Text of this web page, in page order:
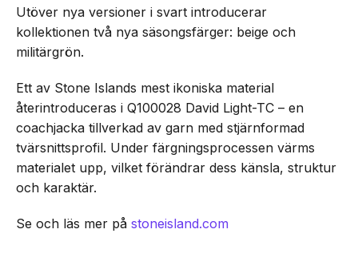
Utöver nya versioner i svart introducerar
kollektionen två nya säsongsfärger: beige och
militärgrön.
Ett av Stone Islands mest ikoniska material
återintroduceras i Q100028 David Light-TC – en
coachjacka tillverkad av garn med stjärnformad
tvärsnittsprofil. Under färgningsprocessen värms
materialet upp, vilket förändrar dess känsla, struktur
och karaktär.
Se och läs mer på stoneisland.com